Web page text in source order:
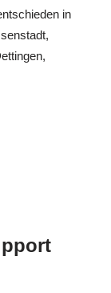
in